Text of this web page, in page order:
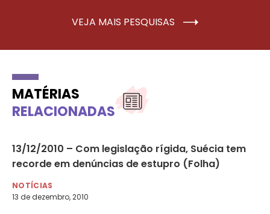
VEJA MAIS PESQUISAS
MATÉRIAS
RELACIONADAS
13/12/2010 – Com legislação rígida, Suécia tem
recorde em denúncias de estupro (Folha)
NOTÍCIAS
13 de dezembro, 2010